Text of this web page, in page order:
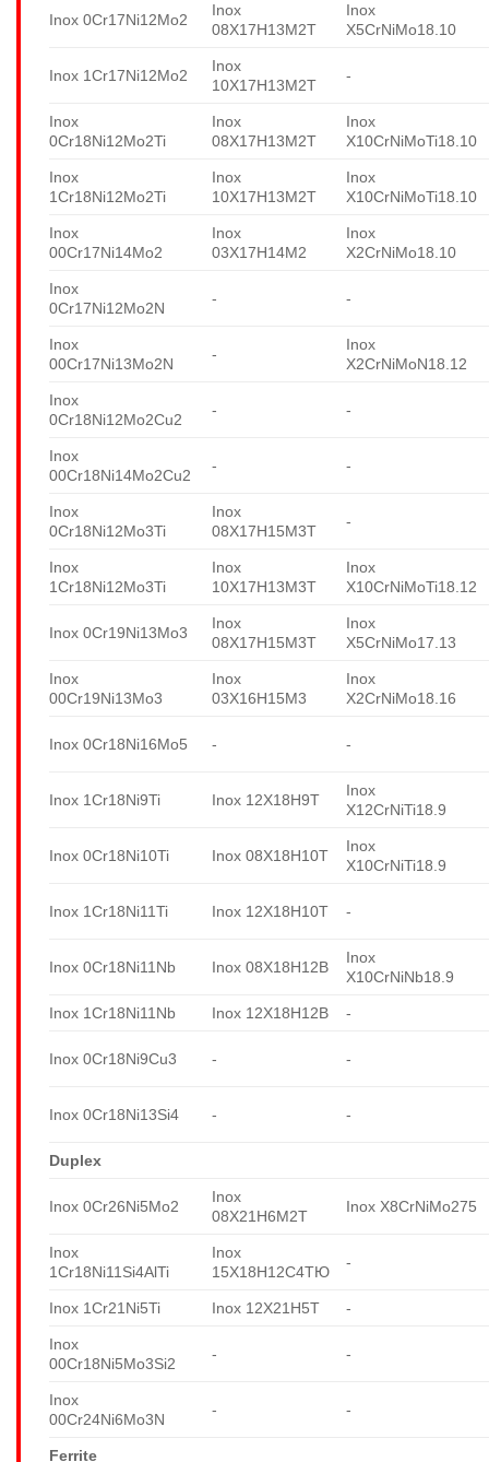
Inox 0Cr17Ni12Mo2
Inox
08X17H13M2T
Inox
X5CrNiMo18.10
Inox 1Cr17Ni12Mo2
Inox
10X17H13M2T
-
Inox
0Cr18Ni12Mo2Ti
Inox
08X17H13M2T
Inox
X10CrNiMoTi18.10
Inox
1Cr18Ni12Mo2Ti
Inox
10X17H13M2T
Inox
X10CrNiMoTi18.10
Inox
00Cr17Ni14Mo2
Inox
03X17H14M2
Inox
X2CrNiMo18.10
Inox
0Cr17Ni12Mo2N
- -
Inox
00Cr17Ni13Mo2N
-
Inox
X2CrNiMoN18.12
Inox
0Cr18Ni12Mo2Cu2
- -
Inox
00Cr18Ni14Mo2Cu2
- -
Inox
0Cr18Ni12Mo3Ti
Inox
08X17H15M3T
-
Inox
1Cr18Ni12Mo3Ti
Inox
10X17H13M3T
Inox
X10CrNiMoTi18.12
Inox 0Cr19Ni13Mo3
Inox
08X17H15M3T
Inox
X5CrNiMo17.13
Inox
00Cr19Ni13Mo3
Inox
03X16H15M3
Inox
X2CrNiMo18.16
Inox 0Cr18Ni16Mo5 - -
Inox 1Cr18Ni9Ti Inox 12X18H9T
Inox
X12CrNiTi18.9
Inox 0Cr18Ni10Ti Inox 08X18H10T
Inox
X10CrNiTi18.9
Inox 1Cr18Ni11Ti Inox 12X18H10T -
Inox 0Cr18Ni11Nb Inox 08X18H12B
Inox
X10CrNiNb18.9
Inox 1Cr18Ni11Nb Inox 12X18H12B -
Inox 0Cr18Ni9Cu3 - -
Inox 0Cr18Ni13Si4 - -
Duplex
Inox 0Cr26Ni5Mo2
Inox
08X21H6M2T
Inox X8CrNiMo275
Inox
1Cr18Ni11Si4AlTi
Inox
15X18H12C4TЮ
-
Inox 1Cr21Ni5Ti Inox 12X21H5T -
Inox
00Cr18Ni5Mo3Si2
- -
Inox
00Cr24Ni6Mo3N
- -
Ferrite